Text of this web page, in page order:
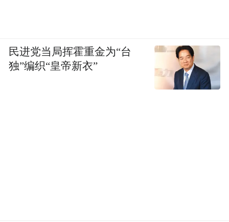
民进党当局挥霍重金为“台
独”编织“皇帝新衣”